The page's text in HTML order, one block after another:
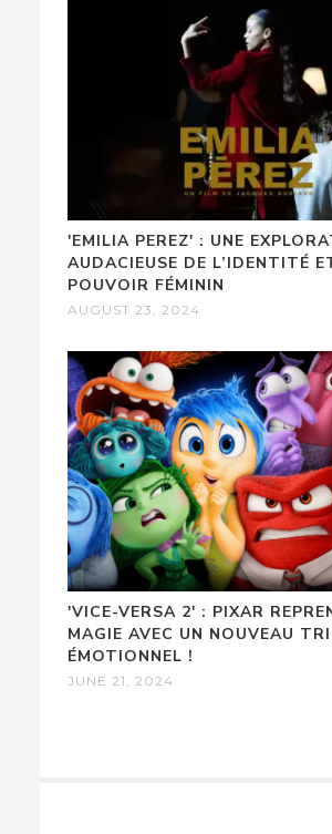
'EMILIA PEREZ' : UNE
AUDACIEUSE DE L’IDENTITÉ
POUVOIR FÉMININ
AUGUST 23, 2024
'VICE-VERSA 2' : PIXAR
MAGIE AVEC UN NOUVEAU
ÉMOTIONNEL !
JUNE 21, 2024